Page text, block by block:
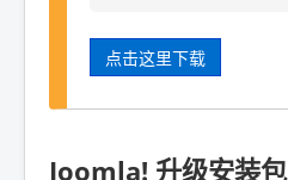
点击这里下载
Joomla! 升级安装包